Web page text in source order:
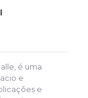
é uma
e
e